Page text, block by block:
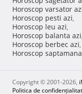
Horoscop varsator
Horoscop pesti azi,
Horoscop leu azi,
Horoscop balanta azi,
Horoscop berbec azi,
Horoscop
Copyright © 2001-2026,
Politica de